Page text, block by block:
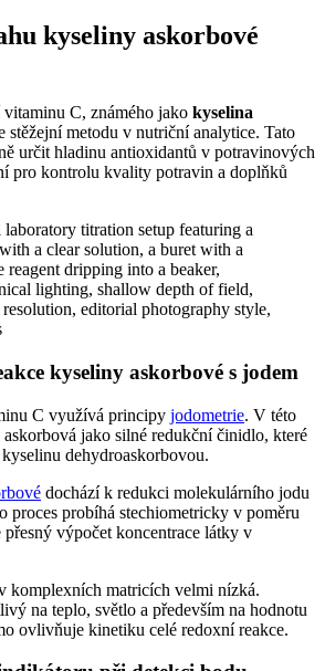
kyseliny askorbové
C, známého jako kyselina
stěžejní metodu v nutriční analytice. Tato
určit hladinu antioxidantů v potravinových
pro kontrolu kvality potravin a doplňků
kyseliny askorbové s jodem
C využívá principy jodometrie. V této
jako silné redukční činidlo, které
dehydroaskorbovou.
dochází k redukci molekulárního jodu
proces probíhá stechiometricky v poměru
přesný výpočet koncentrace látky v
komplexních matricích velmi nízká.
na teplo, světlo a především na hodnotu
ovlivňuje kinetiku celé redoxní reakce.